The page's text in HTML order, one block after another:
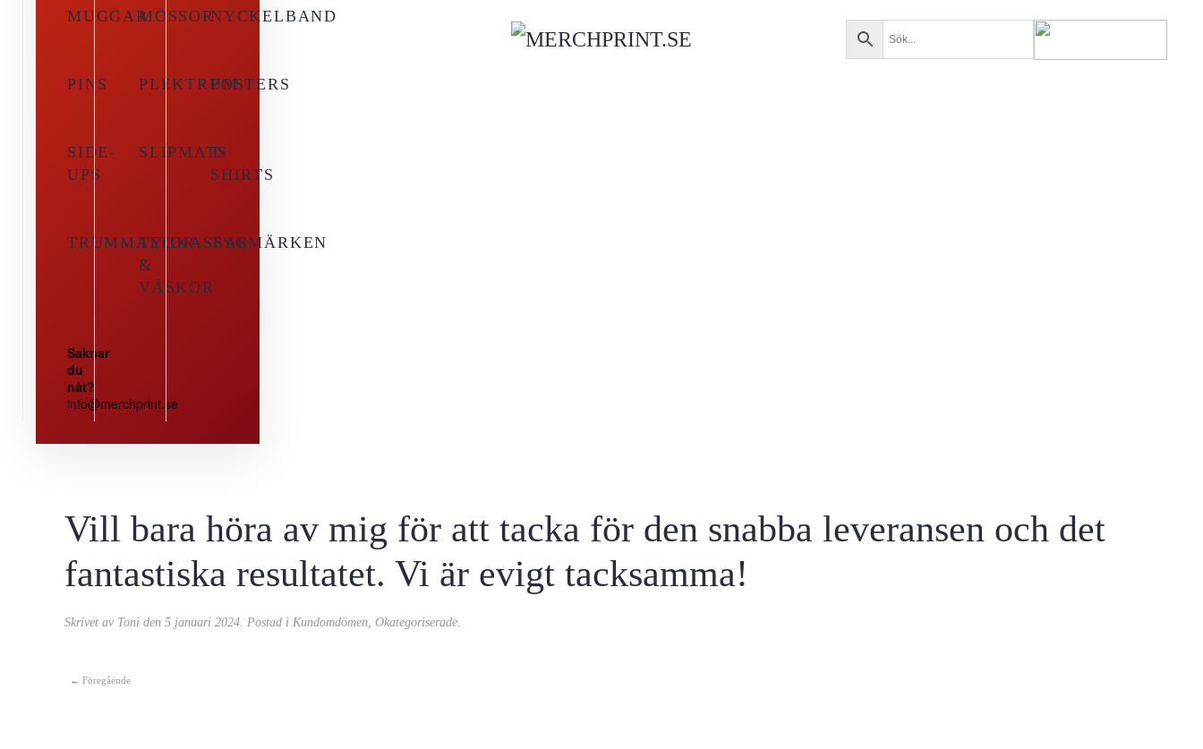
MUGGARMÖSSORNYCKELBAND
PINS PLEKTRUMPOSTERS
SIDE-
UPS
SLIPMATS
T-
SHIRTS
TRUMMATTORTYGKASSAR
&
VÄSKOR
TYGMÄRKEN
Saknar
du
nåt?
info@merchprint.se
Vill bara höra av mig för att tacka för den snabba leveransen och det
fantastiska resultatet. Vi är evigt tacksamma!
Skrivet av Toni den 5 januari 2024. Postad i Kundomdömen, Okategoriserade.
← Föregående